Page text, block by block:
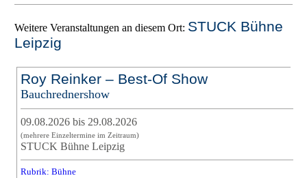
Weitere Veranstaltungen an diesem Ort: STUCK Bühne
Leipzig
Roy Reinker – Best-Of Show
Bauchrednershow
09.08.2026 bis 29.08.2026
(mehrere Einzeltermine im Zeitraum)
STUCK Bühne Leipzig
Rubrik: Bühne